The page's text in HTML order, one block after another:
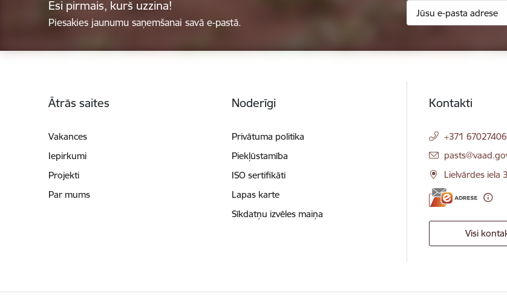
Esi pirmais, kurš uzzina!
Piesakies jaunumu saņemšanai savā e-pastā.
Ātrās saites
Vakances
Iepirkumi
Projekti
Par mums
Noderīgi
Privātuma politika
Piekļūstamība
ISO sertifikāti
Lapas karte
Sīkdatņu izvēles maiņa
Kontakti
+371 67027406
E-pasts:
Lielvārdes iela
Visi